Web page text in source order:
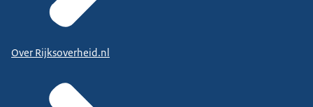
Over Rijksoverheid.nl